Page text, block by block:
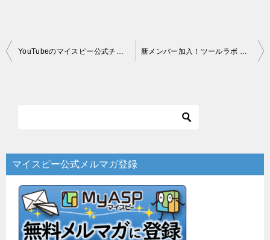
投
ー
シ
YouTubeのマイスピー公式チャンネルのご案内 新メンバー加入！ツールラボ 浜松オフィス社内交流会！
マイスピー公式メルマガ登録